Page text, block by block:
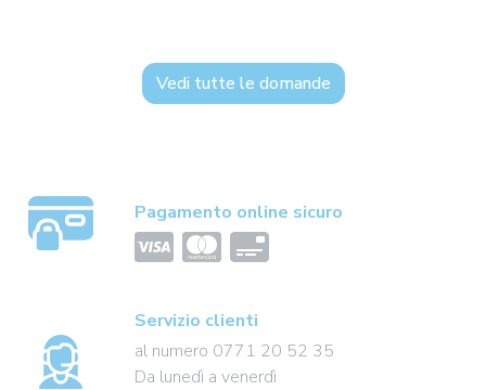
Vedi tutte le domande
Pagamento online sicuro
Servizio clienti
al numero 0771 20 52 35
Da lunedì a venerdì